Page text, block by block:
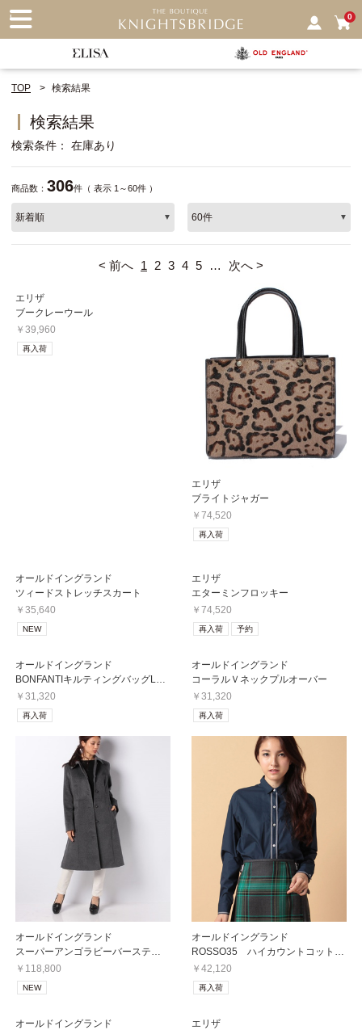
0
TOP 検索結果
検索結果
検索条件 在庫あり
商品数： 306件（ 表示 1～60件 ）
< 前へ 1 2 3 4 5 … 次へ >
エリザ
ブークレーウール
￥39,960
再入荷
エリザ
ブライトジャガー
￥74,520
再入荷
オールドイングランド
ツィードストレッチスカート
￥35,640
NEW
エリザ
エターミンフロッキー
￥74,520
再入荷 予約
オールドイングランド
￥31,320
再入荷
オールドイングランド
コーラルＶネックプルオーバー
￥31,320
再入荷
オールドイングランド
￥118,800
NEW
オールドイングランド
￥42,120
再入荷
オールドイングランド
エリザ